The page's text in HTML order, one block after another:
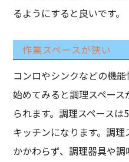
るようにすると良いです。
作業スペースが狭い
コンロやシンクなどの機
始めてみると調理スペー
られます。調理スペース
キッチンになります。調
かかわらず、調理器具や